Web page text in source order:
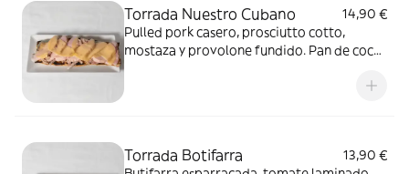
Torrada Nuestro Cubano
14,90 €
Pulled pork casero, prosciutto cotto,
mostaza y provolone fundido. Pan de coca
Torrada Botifarra
13,90 €